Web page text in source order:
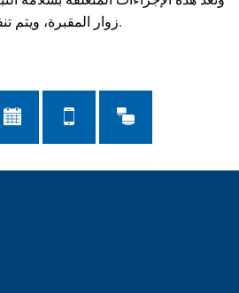
زوار المقبرة، ويتم تنفيذها مرة واحدة في السنة.